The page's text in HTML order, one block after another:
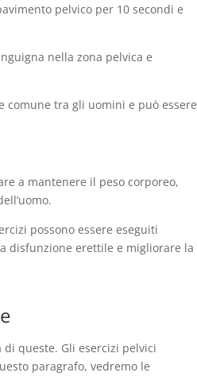
pelvico per 10 secondi e
nella zona pelvica e
comune tra gli uomini e può essere
a mantenere il peso corporeo,
possono essere eseguiti
disfunzione erettile e migliorare la
di queste. Gli esercizi pelvici
paragrafo, vedremo le